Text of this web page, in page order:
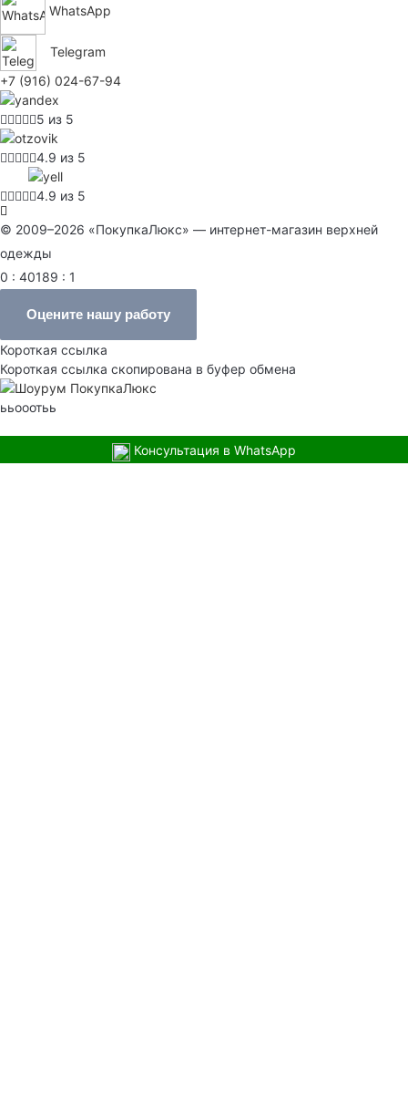
WhatsApp
Telegram
+7 (916) 024-67-94
5 из 5
4.9 из 5
4.9 из 5
© 2009–2026 «ПокупкаЛюкс» — интернет-магазин верхней
одежды
0 : 40189 : 1
Оцените нашу работу
Короткая ссылка
Короткая ссылка скопирована в буфер обмена
ььооотьь
Консультация в WhatsApp